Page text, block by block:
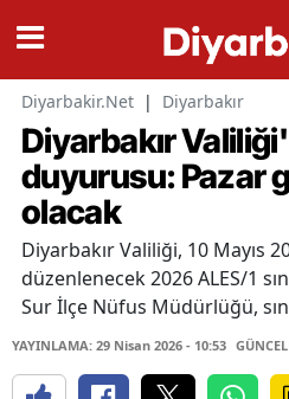
Diyarbakir.Net | Diyarbakır
Diyarbakır
duyurusu: Pazar
olacak
Diyarbakır Valiliği, 10 Mayıs
düzenlenecek 2026 ALES/1
Sur İlçe Nüfus Müdürlüğü,
YAYINLAMA: 29 Nisan 2026 - 10:53